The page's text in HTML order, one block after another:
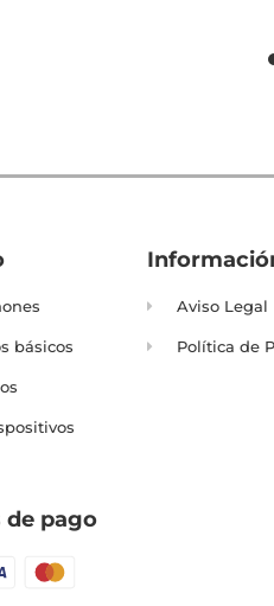
básicos
de pago
Aviso Legal
Política de